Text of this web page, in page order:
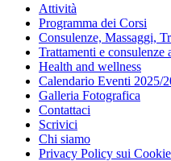
Attività
Programma dei Corsi
Consulenze, Massaggi,
Trattamenti e consulenze
Health and wellness
Calendario Eventi 2025/
Galleria Fotografica
Contattaci
Scrivici
Chi siamo
Privacy Policy sui